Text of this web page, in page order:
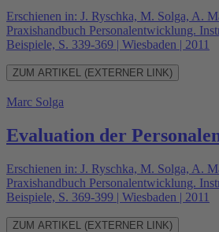
Erschienen in: J. Ryschka, M. Solga, A.
Praxishandbuch Personalentwicklung.
Beispiele, S. 339-369 | Wiesbaden | 2011
ZUM ARTIKEL (EXTERNER LINK)
Marc Solga
Evaluation der
Erschienen in: J. Ryschka, M. Solga, A.
Praxishandbuch Personalentwicklung.
Beispiele, S. 369-399 | Wiesbaden | 2011
ZUM ARTIKEL (EXTERNER LINK)